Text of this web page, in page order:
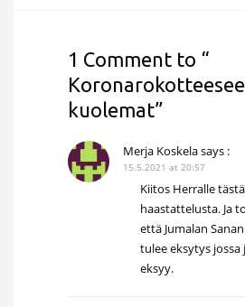
1 Comment to “
kuolemat”
Merja Koskelasays :
15.5.2021 at 20:57
Kiitos Herralle
haastattelusta. Ja
että Jumalan
tulee eksytys
eksyy.